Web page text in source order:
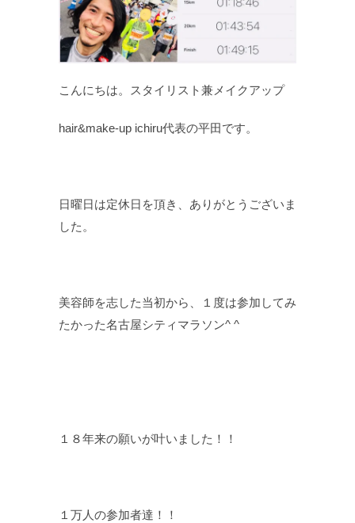
こんにちは。スタイリスト兼メイクアップ
hair&make-up ichiru代表の平田です。
日曜日は定休日を頂き、ありがとうございま
した。
美容師を志した当初から、１度は参加してみ
たかった名古屋シティマラソン^ ^
１８年来の願いが叶いました！！
１万人の参加者達！！